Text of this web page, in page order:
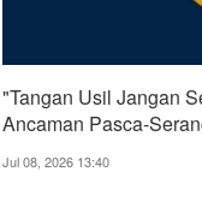
"Tangan Usil Jangan
Ancaman Pasca-
Jul 08, 2026 13:40